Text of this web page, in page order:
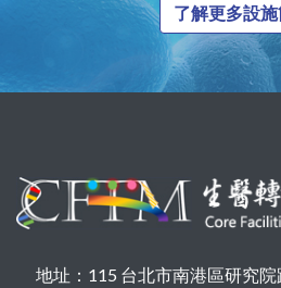
了解更多設
地址：115 台北市南港區研究